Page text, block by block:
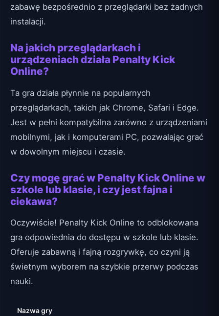
zabawę bezpośrednio z przeglądarki bez żadnych
instalacji.
Na jakich przeglądarkach i
urządzeniach działa Penalty Kick
Online?
Ta gra działa płynnie na popularnych
przeglądarkach, takich jak Chrome, Safari i Edge.
Jest w pełni kompatybilna zarówno z urządzeniami
mobilnymi, jak i komputerami PC, pozwalając grać
w dowolnym miejscu i czasie.
Czy mogę grać w Penalty Kick Online w
szkole lub klasie, i czy jest fajna i
ciekawa?
Oczywiście! Penalty Kick Online to odblokowana
gra odpowiednia do dostępu w szkole lub klasie.
Oferuje zabawną i fajną rozgrywkę, co czyni ją
świetnym wyborem na szybkie przerwy podczas
nauki.
Nazwa gry